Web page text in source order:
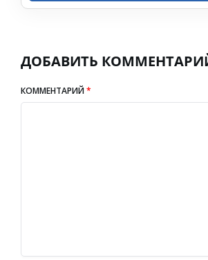
ДОБАВИТЬ
КОММЕНТАРИЙ*